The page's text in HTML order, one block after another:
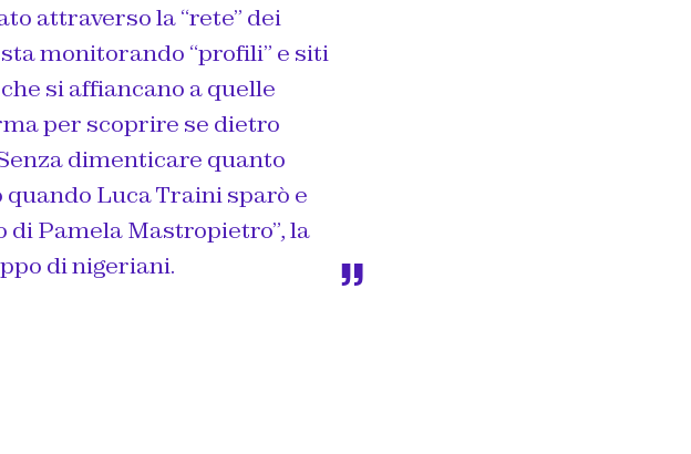
attraverso la “rete” dei
monitorando “profili” e siti
si affiancano a quelle
per scoprire se dietro
dimenticare quanto
Luca Traini sparò e
di Pamela Mastropietro”, la
di nigeriani.